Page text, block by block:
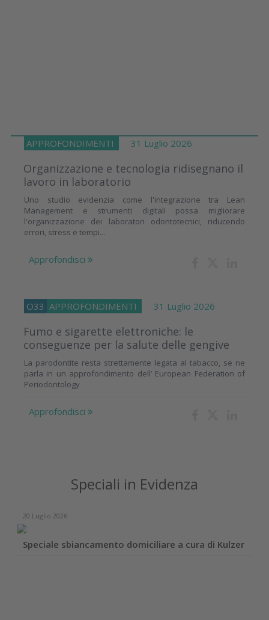
APPROFONDIMENTI 31 Luglio 2026
Organizzazione e tecnologia ridisegnano il
lavoro in laboratorio
Uno studio evidenzia come l'integrazione tra Lean
Management e strumenti digitali possa migliorare
l'organizzazione dei laboratori odontotecnici, riducendo
errori, stress e tempi...
Approfondisci
O33 APPROFONDIMENTI 31 Luglio 2026
Fumo e sigarette elettroniche: le
conseguenze per la salute delle gengive
La parodontite resta strettamente legata al tabacco, se ne
parla in un approfondimento dell’ European Federation of
Periodontology
Approfondisci
Speciali in Evidenza
20 Luglio 2026
Speciale sbiancamento domiciliare a cura di Kulzer